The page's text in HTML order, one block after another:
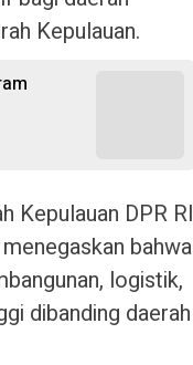
Kepulauan.
Kepulauan DPR RI
bahwa
logistik,
dibanding daerah